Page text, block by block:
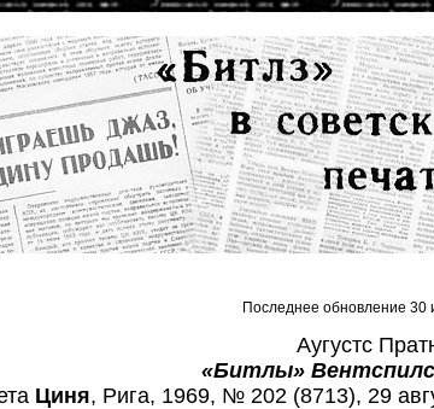
Последнее обновление 30
Аугустс
«Битлы»
Циня, Рига, 1969, № 202 (8713), 29